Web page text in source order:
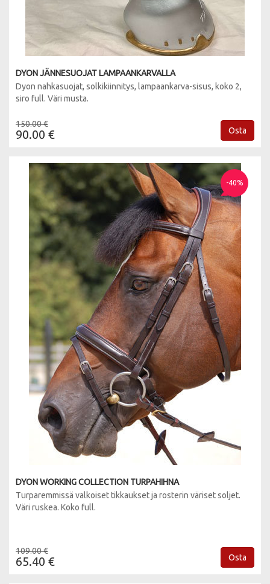
DYON JÄNNESUOJAT LAMPAANKARVALLA
Dyon nahkasuojat, solkikiinnitys, lampaankarva-sisus, koko 2,
siro full. Väri musta.
150.00 €
90.00 € Osta
-40%
DYON WORKING COLLECTION TURPAHIHNA
Turparemmissä valkoiset tikkaukset ja rosterin väriset soljet.
Väri ruskea. Koko full.
109.00 €
65.40 € Osta